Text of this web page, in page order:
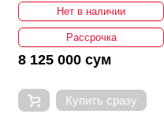
Нет в наличии
Рассрочка
8 125 000 сум
Купить сразу